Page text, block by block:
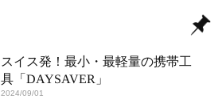
スイス発！最小・最軽量の携帯工
具「DAYSAVER」
2024/09/01